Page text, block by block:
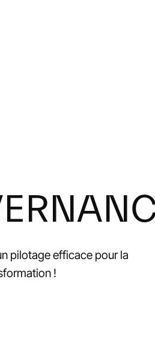
pilotageefficace pour la
!